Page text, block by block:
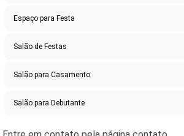
Espaço para Festa
Salão de Festas
Salão para Casamento
Salão para Debutante